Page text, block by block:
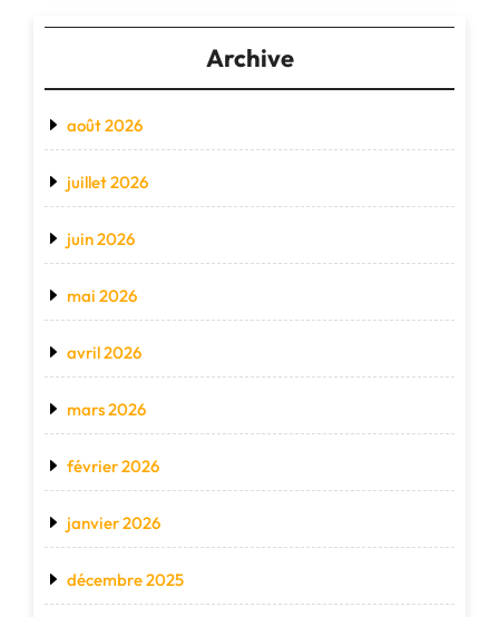
Archive
août 2026
juillet 2026
juin 2026
mai 2026
avril 2026
mars 2026
février 2026
janvier 2026
décembre 2025